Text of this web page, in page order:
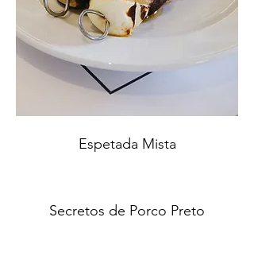
Espetada Mista
Secretos de Porco Preto